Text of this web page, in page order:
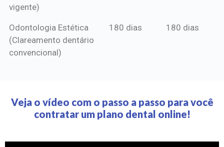
vigente)
Odontologia Estética
(Clareamento dentário
convencional)
180 dias 180 dias
Veja o vídeo com o passo a passo para você
contratar um plano dental online!